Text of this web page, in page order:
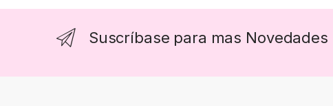
Suscríbase para mas Novedades